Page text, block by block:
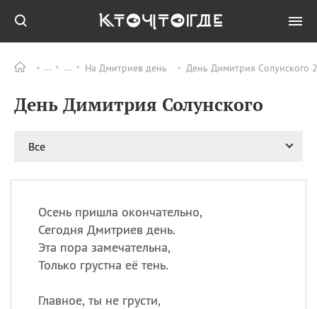
На Дмитриев день День Димитрия Солунского
День Димитрия Солунского
Все
Осень пришла окончательно,
Сегодня Дмитриев день.
Эта пора замечательна,
Только грустна её тень.
Главное, ты не грусти,
ПРАЗДНИКИ Все
09.08 День памяти
великомученика и
11.08 День полета на
воздушном шарике
11.08